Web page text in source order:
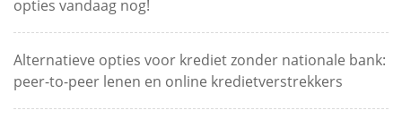
opties vandaag nog!
Alternatieve opties voor krediet zonder nationale bank:
peer-to-peer lenen en online kredietverstrekkers